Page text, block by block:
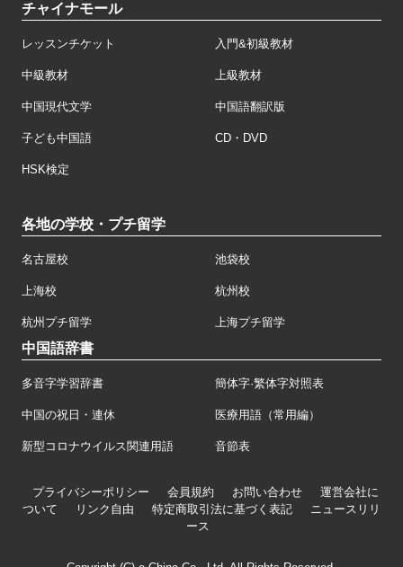
チャイナモール
レッスンチケット 入門&初級教材
中級教材 上級教材
中国現代文学 中国語翻訳版
子ども中国語 CD・DVD
HSK検定
各地の学校・プチ留学
名古屋校 池袋校
上海校 杭州校
杭州プチ留学 上海プチ留学
中国語辞書
多音字学習辞書 簡体字·繁体字対照表
中国の祝日・連休 医療用語（常用編）
新型コロナウイルス関連用語 音節表
プライバシーポリシー 会員規約 お問い合わせ
運営会社に
ついて
リンク自由 特定商取引法に基づく表記
ニュースリリ
ース